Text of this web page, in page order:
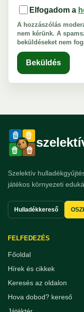
Elfogadom a
A hozzászólás
nem kérünk. A
beküldéseket nem
Beküldés
Szelektív
játékos környezeti
Hulladékkereső
FELFEDEZÉS
Főoldal
Hírek és cikkek
Keresés az oldalon
Hova dobod? kereső